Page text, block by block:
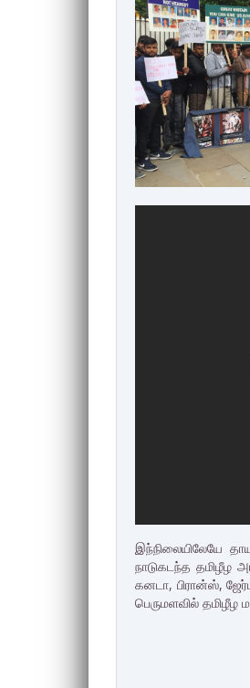
இந்நிலையிலேயே
நாடுகடந்த தமிழீழ
கனடா, பிரான்ஸ்,
பெருமளவில் தமிழீழ